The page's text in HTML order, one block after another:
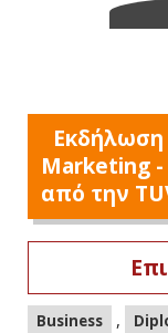
Εκδήλωση
Marketing
από την
Business ,